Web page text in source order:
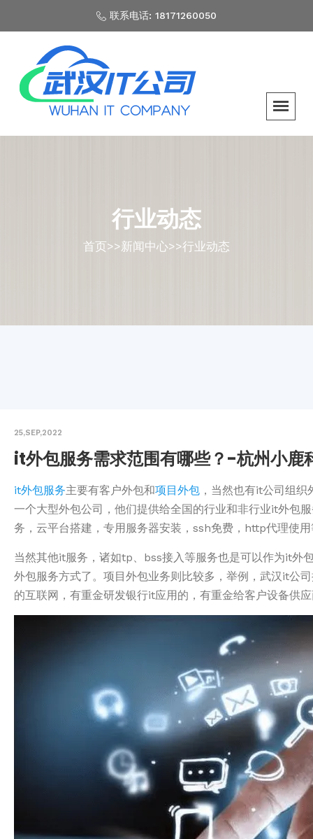
联系电话: 18171260050
行业动态
首页>>新闻中心>>行业动态
25,SEP,2022
it外包服务需求范围有哪些？-杭州小鹿
it外包服务主要有客户外包和项目外包 ，当然也有it公司组
一个大型外包公司，他们提供给全国的行业和非行业it外包
务，云平台搭建，专用服务器安装，ssh免费，http代理使
当然其他it服务，诸如tp、bss接入等服务也是可以作为it外
外包服务方式了。项目外包业务则比较多，举例，武汉it公
的互联网，有重金研发银行it应用的，有重金给客户设备供